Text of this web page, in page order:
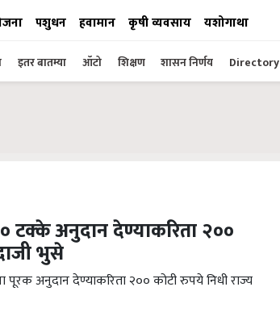
पशुधन हवामान कृषी व्यवसाय यशोगाथा
इतर बातम्या ऑटो शिक्षण शासन निर्णय Directory
टक्के अनुदान देण्याकरिता २००
भुसे
पूरक अनुदान देण्याकरिता २०० कोटी रुपये निधी राज्य